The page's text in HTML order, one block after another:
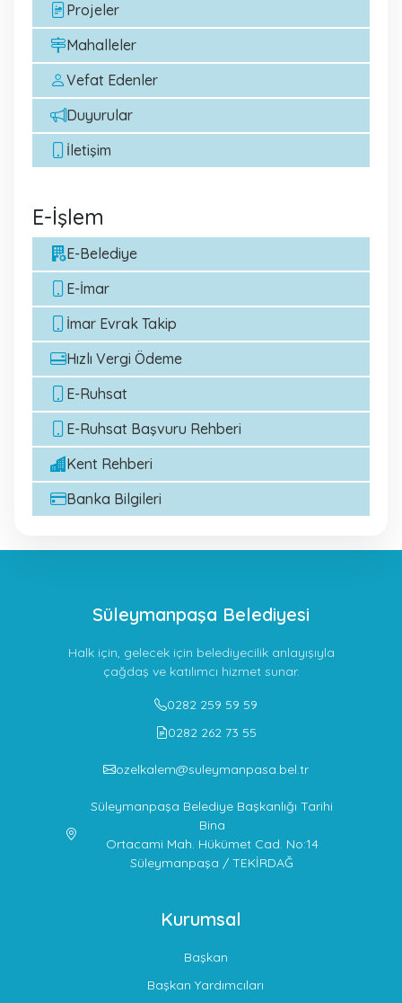
Projeler
Mahalleler
Vefat Edenler
Duyurular
İletişim
E-İşlem
E-Belediye
E-İmar
İmar Evrak Takip
Hızlı Vergi Ödeme
E-Ruhsat
E-Ruhsat Başvuru Rehberi
Kent Rehberi
Banka Bilgileri
Süleymanpaşa Belediyesi
Halk için, gelecek için belediyecilik anlayışıyla
çağdaş ve katılımcı hizmet sunar.
0282 259 59 59
0282 262 73 55
ozelkalem@suleymanpasa.bel.tr
Süleymanpaşa Belediye Başkanlığı Tarihi
Bina
Ortacami Mah. Hükümet Cad. No:14
Süleymanpaşa / TEKİRDAĞ
Kurumsal
Başkan
Başkan Yardımcıları